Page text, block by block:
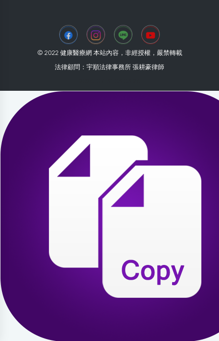
© 2022 健康醫療網 本站內容，非經授權，嚴禁轉載
法律顧問：宇順法律事務所 張耕豪律師